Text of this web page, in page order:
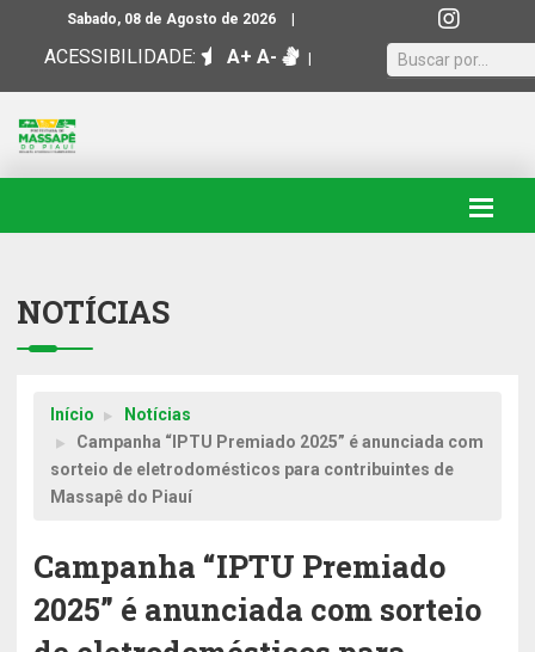
Sabado, 08 de Agosto de 2026 |
ACESSIBILIDADE: A+ A- |
NOTÍCIAS
Início
Notícias
Campanha “IPTU Premiado 2025” é anunciada com
sorteio de eletrodomésticos para contribuintes de
Massapê do Piauí
Campanha “IPTU Premiado
2025” é anunciada com sorteio